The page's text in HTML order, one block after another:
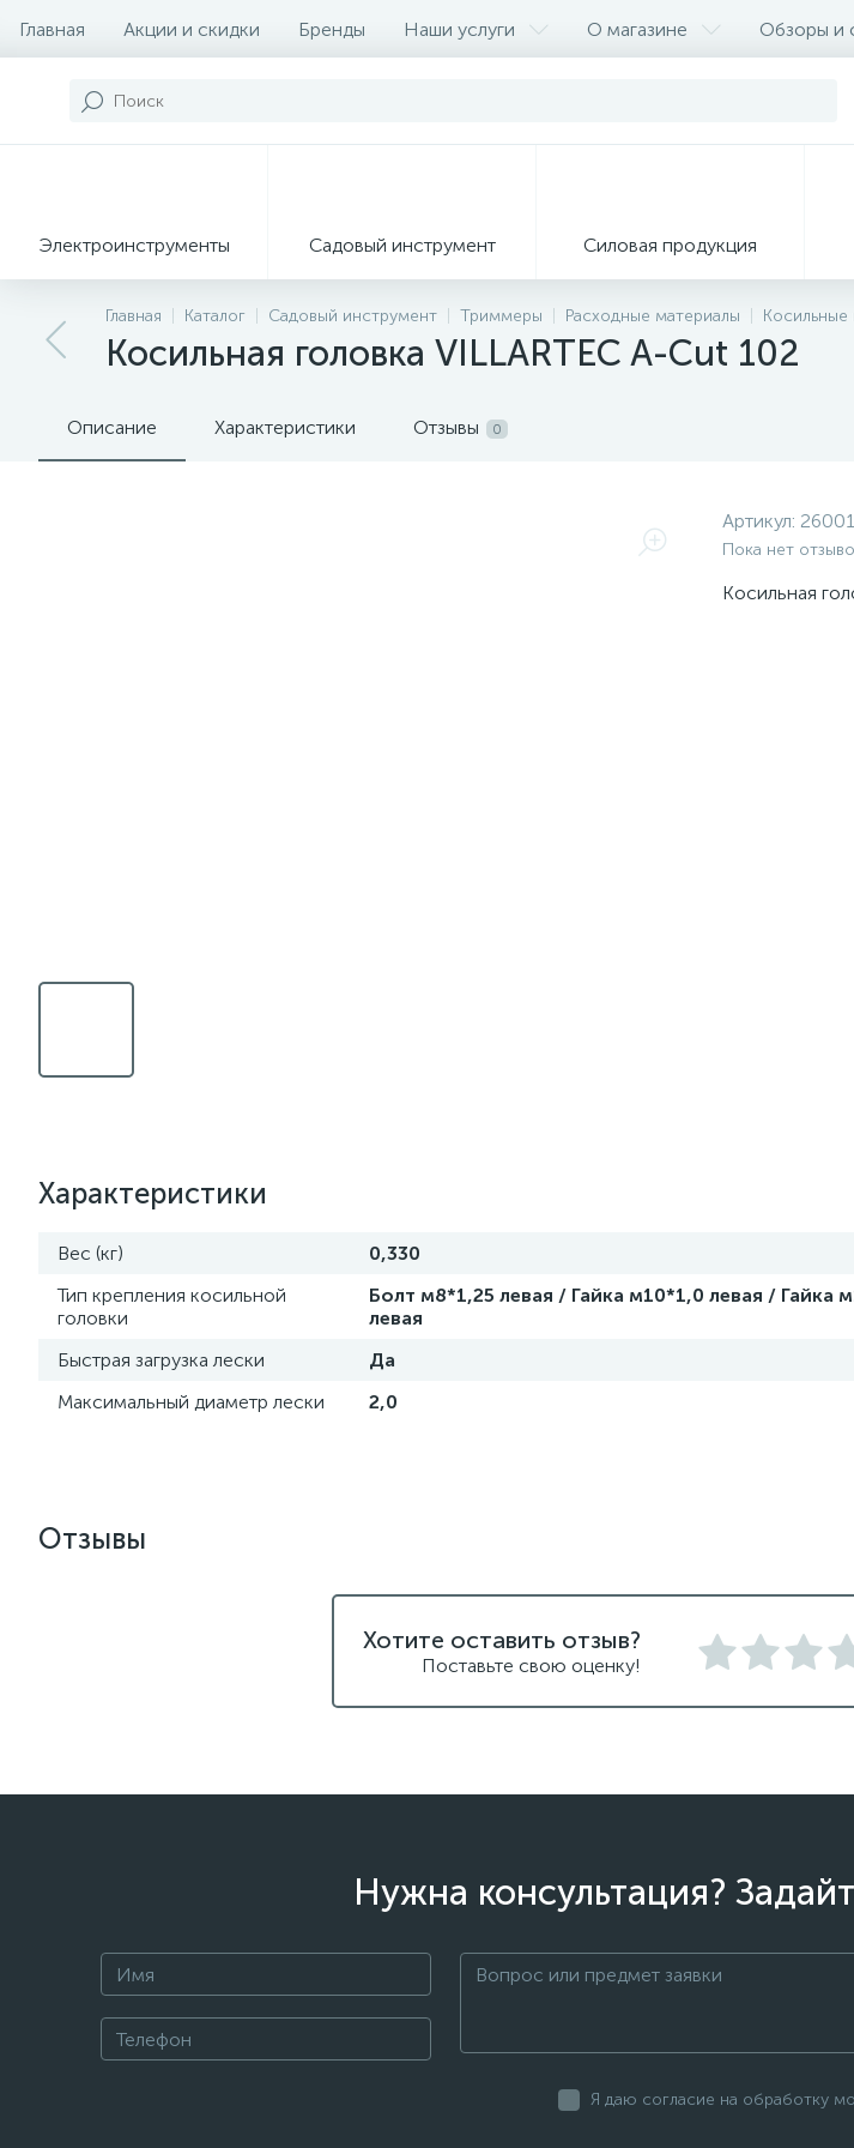
Главная Акции и скидки Бренды Наши услуги О магазине Обзоры и
Электроинструменты Садовый инструмент Силовая продукция
Главная Каталог Садовый инструмент Триммеры Расходные материалы Косильные
Косильная головка VILLARTEC A-Cut 102
Описание Характеристики Отзывы 0
Артикул:
Пока нет
Косильная
Характеристики
Вес (кг)
0,330
Тип крепления косильной
головки
Болт м8*1,25 левая / Гайка м10*1,0 левая / Гайка
левая
Быстрая загрузка лески
Да
Максимальный диаметр лески
2,0
Отзывы
Хотите оставить отзыв?
Поставьте свою оценку!
Нужна консультация?
Я даю согласие на обработку